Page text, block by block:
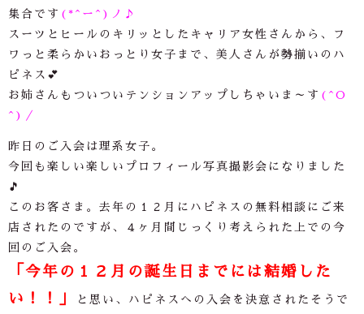
集合です (*^ー^)ノ ♪
スーツとヒールのキリッとしたキャリア女性さんから、フ
ワっと柔らかいおっとり女子まで、美人さんが勢揃いのハ
ピネス💕
お姉さんもついついテンションアップしちゃいま～す (^O
^)／
昨日のご入会は理系女子。
今回も楽しい楽しいプロフィール写真撮影会になりました
🎵
このお客さま。去年の１２月にハピネスの無料相談にご来
店されたのですが、４ヶ月間じっくり考えられた上での今
回のご入会。
「今年の１２月の誕生日までには結婚した
い！！」
と思い、ハピネスへの入会を決意されたそうで